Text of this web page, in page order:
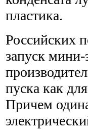
пластика.
Российских
запуск
пуска как
Причем